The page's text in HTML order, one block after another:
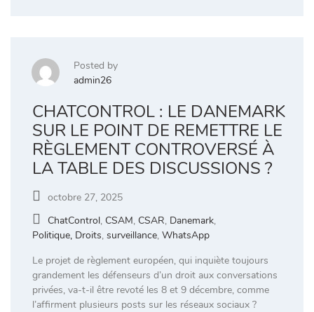
Posted by
admin26
CHATCONTROL : LE DANEMARK
SUR LE POINT DE REMETTRE LE
RÈGLEMENT CONTROVERSÉ À
LA TABLE DES DISCUSSIONS ?
octobre 27, 2025
ChatControl, CSAM, CSAR, Danemark,
Politique, Droits, surveillance, WhatsApp
Le projet de règlement européen, qui inquiète toujours
grandement les défenseurs d’un droit aux conversations
privées, va-t-il être revoté les 8 et 9 décembre, comme
l’affirment plusieurs posts sur les réseaux sociaux ?